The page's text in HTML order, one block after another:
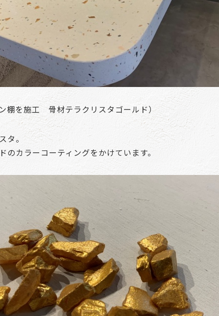
ン棚を施工 骨材テラクリスタゴールド）
タ。
のカラーコーティングをかけています。